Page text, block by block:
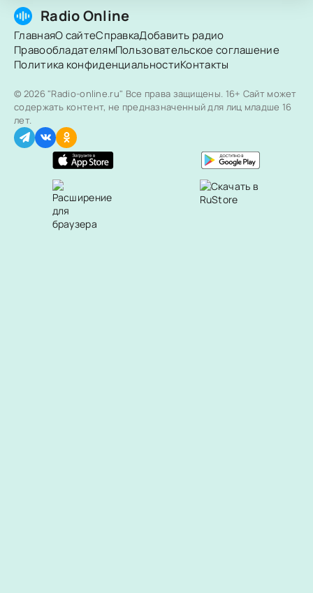
Radio Online
ГлавнаяО сайтеСправкаДобавить радио
ПравообладателямПользовательское соглашение
Политика конфиденциальностиКонтакты
© 2026 "Radio-online.ru" Все права защищены. 16+ Сайт может
содержать контент, не предназначенный для лиц младше 16
лет.